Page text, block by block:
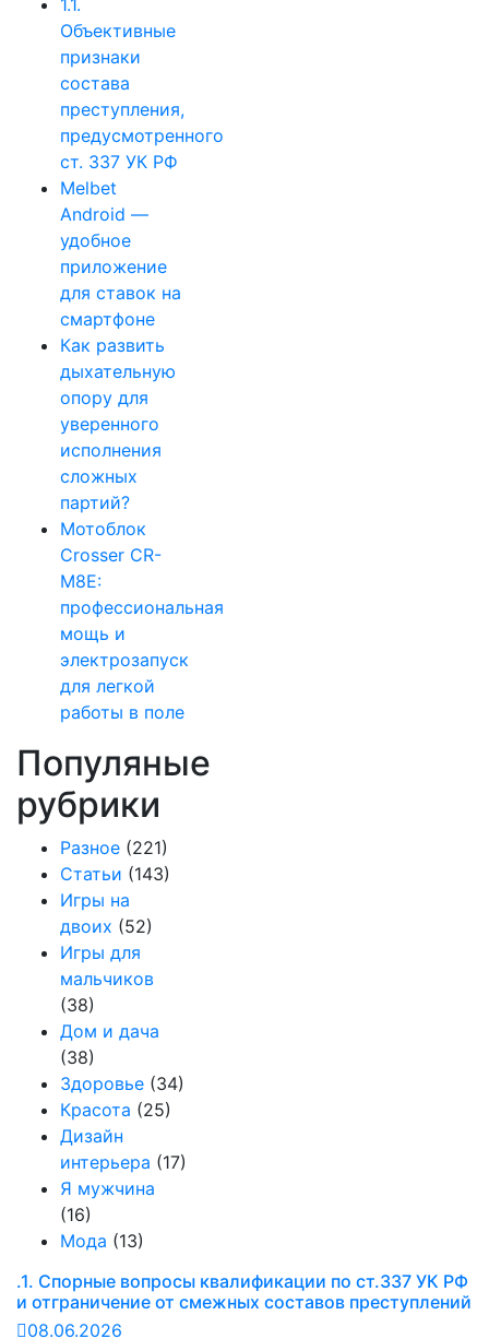
Объективные
признаки
состава
преступления,
предусмотренного
ст. 337 УК РФ
Melbet
Android —
удобное
приложение
для ставок на
смартфоне
Как развить
дыхательную
опору для
уверенного
исполнения
сложных
партий?
Мотоблок
Crosser CR-
M8E:
профессиональная
мощь и
электрозапуск
для легкой
работы в поле
Популяные
рубрики
Разное (221)
Статьи (143)
Игры на
двоих (52)
Игры для
мальчиков
(38)
Дом и дача
(38)
Здоровье (34)
Красота (25)
Дизайн
интерьера (17)
Я мужчина
(16)
Мода (13)
.1. Спорные вопросы квалификации по ст.337 УК РФ
и отграничение от смежных составов преступлений
08.06.2026